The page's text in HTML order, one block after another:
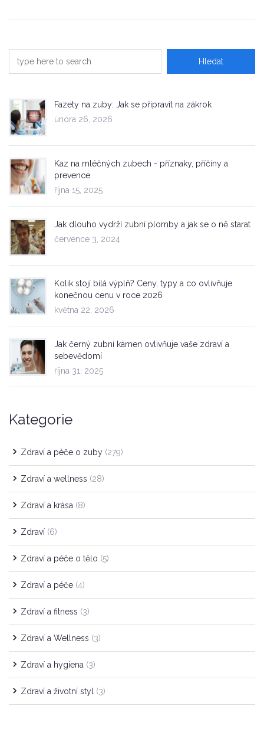
Fazety na zuby: Jak se připravit na zákrok
února 26, 2026
Kaz na mléčných zubech - příznaky, příčiny a
prevence
října 15, 2025
Jak dlouho vydrží zubní plomby a jak se o ně starat
července 3, 2024
Kolik stojí bílá výplň? Ceny, typy a co ovlivňuje
konečnou cenu v roce 2026
května 22, 2026
Jak černý zubní kámen ovlivňuje vaše zdraví a
sebevědomí
října 31, 2025
Kategorie
Zdraví a péče o zuby (279)
Zdraví a wellness (28)
Zdraví a krása (8)
Zdraví (6)
Zdraví a péče o tělo (5)
Zdraví a péče (4)
Zdraví a fitness (3)
Zdraví a Wellness (3)
Zdraví a hygiena (3)
Zdraví a životní styl (3)